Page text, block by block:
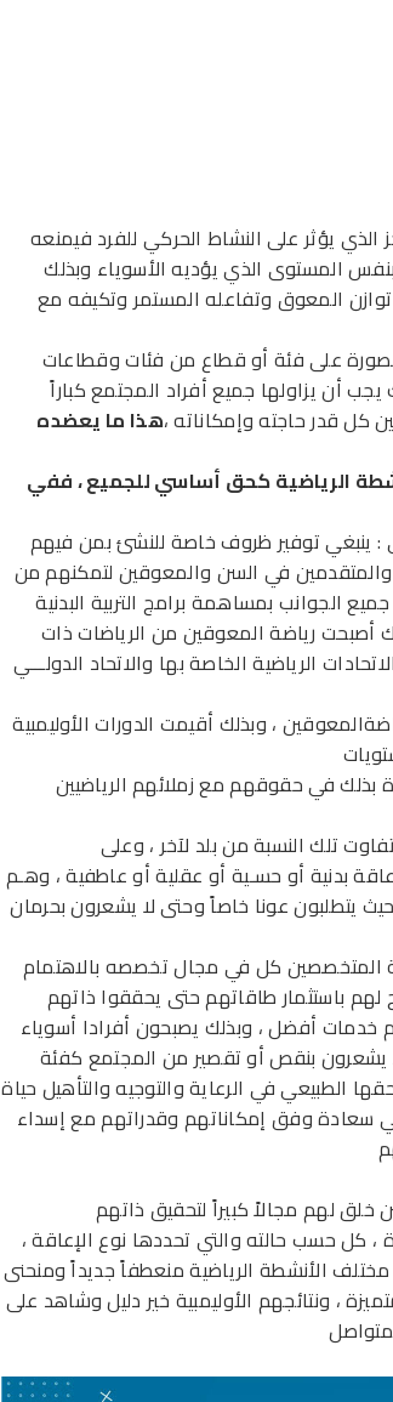
الذي يؤثر على النشاط الحركي للفرد فيمنعه
المستوى الذي يؤديه الأسوياء وبذلك
توازن المعوق وتفاعله المستمر وتكيفه مع
على فئة أو قطاع من فئات وقطاعات
أن يزاولها جميع أفراد المجتمع كباراً
كل قدر حاجته وإمكاناته ،هذا ما يعضده
الرياضية كحق أساسي للجميع ، ففي
: ينبغي توفير ظروف خاصة للنشئ بمن فيهم
في السن والمعوقين لتمكنهم من
الجوانب بمساهمة برامج التربية البدنية
أصبحت رياضة المعوقين من الرياضات ذات
الرياضية الخاصة بها والاتحاد الدولـــي
، وبذلك أقيمت الدورات الأوليمبية
بذلك في حقوقهم مع زملائهم الرياضيين
تفاوت تلك النسبة من بلد لآخر ، وعلى
بدنية أو حسـية أو عقلية أو عاطفية ، وهـم
يتطلبون عونا خاصاً وحتى لا يشعرون بحرمان
المتخصصين كل في مجال تخصصه بالاهتمام
لهم باستثمار طاقاتهم حتى يحققوا ذاتهم
أفضل ، وبذلك يصبحون أفرادا أسوياء
يشعرون بنقص أو تقصير من المجتمع كفئة
الطبيعي في الرعاية والتوجيه والتأهيل حياة
وفق إمكاناتهم وقدراتهم مع إسداء
خلق لهم مجالاً كبيراً لتحقيق ذاتهم
، كل حسب حالته والتي تحددها نوع الإعاقة ،
الأنشطة الرياضية منعطفاً جديداً ومنحنى
، ونتائجهم الأوليمبية خير دليل وشاهد على